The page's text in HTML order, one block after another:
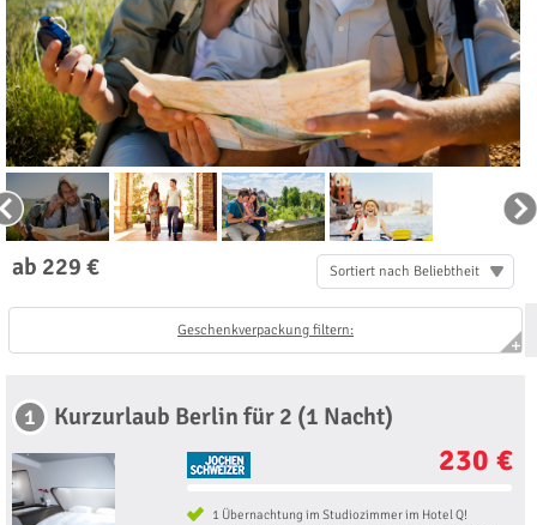
ab 229 € Sortiert nach Beliebtheit
Geschenkverpackung filtern:
1 Kurzurlaub Berlin für 2 (1 Nacht)
230 €
1 Übernachtung im Studiozimmer im Hotel Q!